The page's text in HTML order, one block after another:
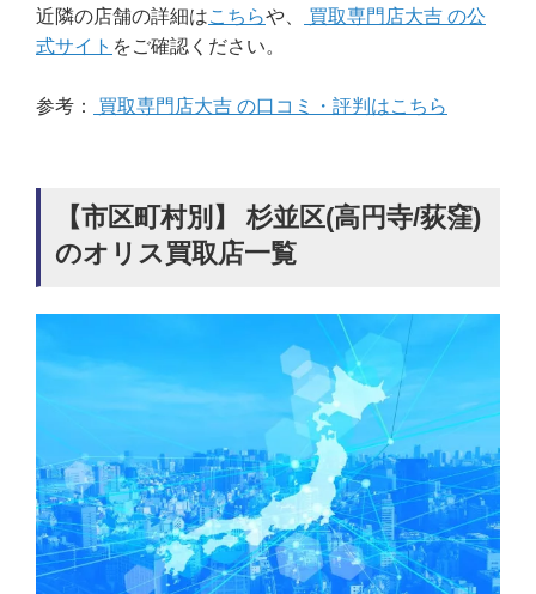
近隣の店舗の詳細はこちらや、
買取専門店大吉 の公
式サイト をご確認ください。
参考： 買取専門店大吉 の口コミ・評判はこちら
【市区町村別】 杉並区(高円寺/荻窪)
のオリス買取店一覧